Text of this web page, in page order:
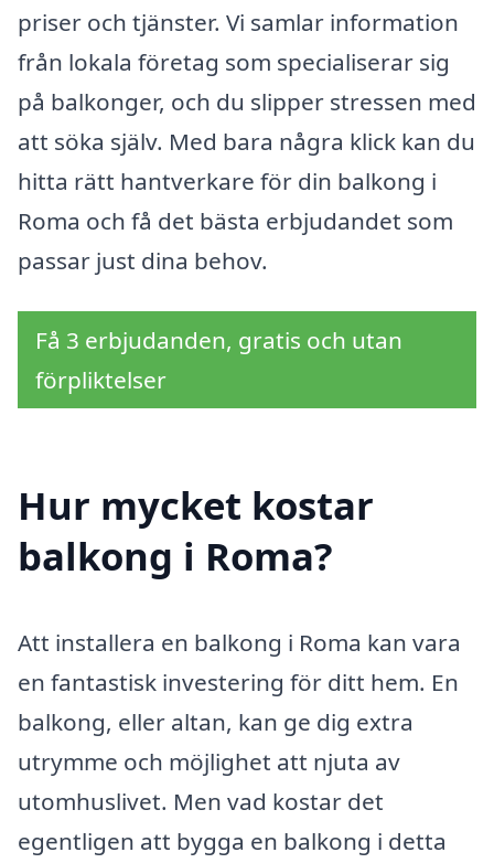
priser och tjänster. Vi samlar information
från lokala företag som specialiserar sig
på balkonger, och du slipper stressen med
att söka själv. Med bara några klick kan du
hitta rätt hantverkare för din balkong i
Roma och få det bästa erbjudandet som
passar just dina behov.
Få 3 erbjudanden, gratis och utan
förpliktelser
Hur mycket kostar
balkong i Roma?
Att installera en balkong i Roma kan vara
en fantastisk investering för ditt hem. En
balkong, eller altan, kan ge dig extra
utrymme och möjlighet att njuta av
utomhuslivet. Men vad kostar det
egentligen att bygga en balkong i detta